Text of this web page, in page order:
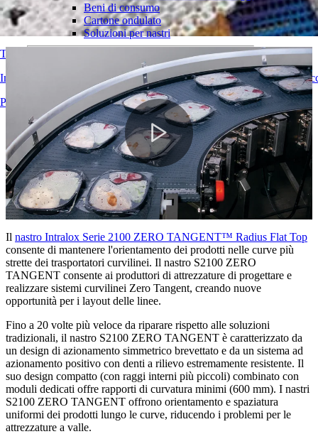
Trova nastro
Informazioni tecniche dettagliate su nastri trasportatori, componenti,
Panoramica dei prodotti
Beni di consumo
Cartone ondulato
Soluzioni per nastri
Logistica e movimentazione dei materiali
E-commerce e distribuzione
Posta e pacchi
Pneumatici e industria automobilistica
Pneumatici
Industria automobilistica
Batterie EV
Industriale
Panoramica dei settori
Tangent
Play
Video
Il nastro Intralox Serie 2100 ZERO TANGENT™ Radius Flat Top
consente di mantenere l'orientamento dei prodotti nelle curve più
strette dei trasportatori curvilinei. Il nastro S2100 ZERO
TANGENT consente ai produttori di attrezzature di progettare e
realizzare sistemi curvilinei Zero Tangent, creando nuove
opportunità per i layout delle linee.
Fino a 20 volte più veloce da riparare rispetto alle soluzioni
tradizionali, il nastro S2100 ZERO TANGENT è caratterizzato da
un design di azionamento simmetrico brevettato e da un sistema ad
azionamento positivo con denti a rilievo estremamente resistente. Il
suo design compatto (con raggi interni più piccoli) combinato con
moduli dedicati offre rapporti di curvatura minimi (600 mm). I nastri
S2100 ZERO TANGENT offrono orientamento e spaziatura
uniformi dei prodotti lungo le curve, riducendo i problemi per le
attrezzature a valle.